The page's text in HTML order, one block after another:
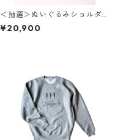
＜抽選＞ぬいぐるみショルダ
ーバッグ( NO,6 / small )
¥20,900